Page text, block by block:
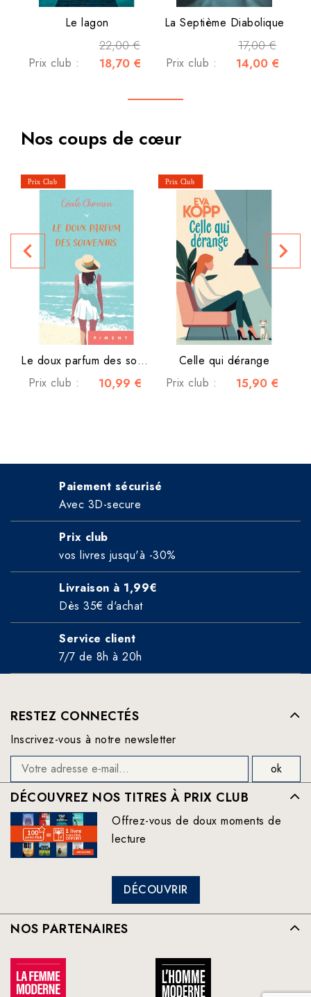
Le lagon
22,00 €
Prix club : 18,70 €
La Septième Diabolique
17,00 €
Prix club : 14,00 €
Nos coups de cœur
Le doux parfum des souvenirs
Prix club :
10,99 €
Celle qui dérange
Prix club :
15,90 €
navigate_before navigate_next
Paiement sécurisé
Avec 3D-secure
Prix club
vos livres jusqu'à -30%
Livraison à 1,99€
Dès 35€ d'achat
Service client
7/7 de 8h à 20h
RESTEZ CONNECTÉS
Inscrivez-vous à notre newsletter
DÉCOUVREZ NOS TITRES À PRIX CLUB
Offrez-vous de doux moments de
lecture
DÉCOUVRIR
NOS PARTENAIRES